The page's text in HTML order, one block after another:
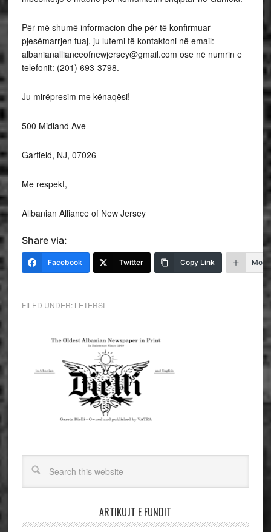
Për më shumë informacion dhe për të konfirmuar
pjesëmarrjen tuaj, ju lutemi të kontaktoni në email:
albanianallianceofnewjersey@gmail.com ose në numrin e
telefonit: (201) 693-3798.
Ju mirëpresim me kënaqësi!
500 Midland Ave
Garfield, NJ, 07026
Me respekt,
Allbanian Alliance of New Jersey
Share via:
Facebook Twitter Copy Link More
FILED UNDER: LETERSI
ARTIKUJT E FUNDIT